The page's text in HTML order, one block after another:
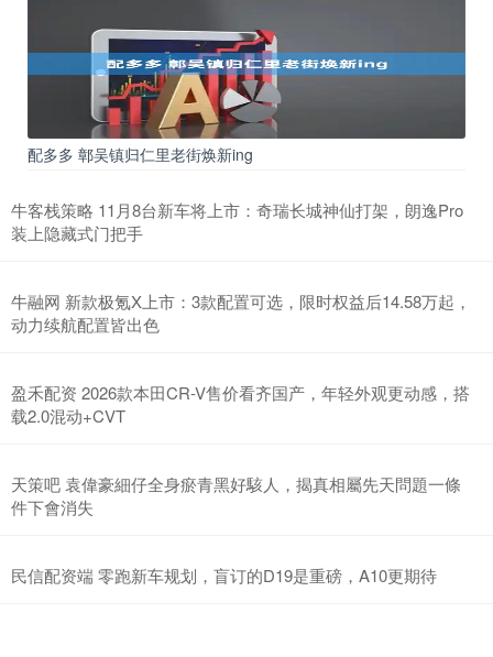
配多多 鄣吴镇归仁里老街焕新ing
牛客栈策略 11月8台新车将上市：奇瑞长城神仙打架，朗逸Pro
装上隐藏式门把手
牛融网 新款极氪X上市：3款配置可选，限时权益后14.58万起，
动力续航配置皆出色
盈禾配资 2026款本田CR-V售价看齐国产，年轻外观更动感，搭
载2.0混动+CVT
天策吧 袁偉豪細仔全身瘀青黑好駭人，揭真相屬先天問題一條
件下會消失
民信配资端 零跑新车规划，盲订的D19是重磅，A10更期待